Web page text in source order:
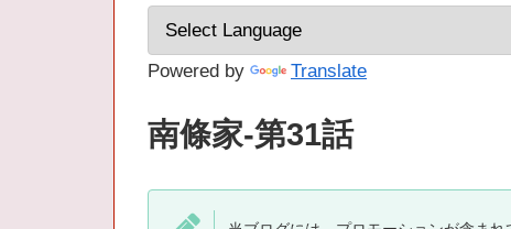
Powered by Translate
南條家-第31話